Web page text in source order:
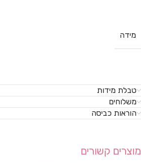
מידה
טבלת מידות
משלוחים
הוראות כביסה
מוצרים קשורים